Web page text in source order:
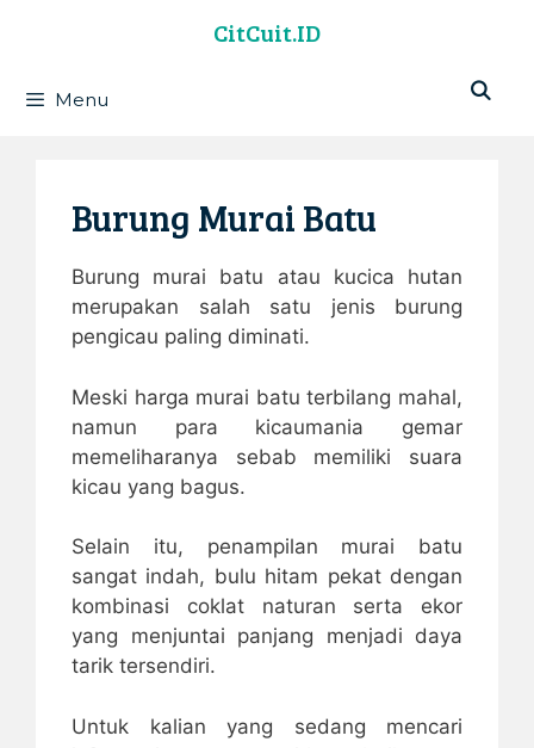
CitCuit.ID
Menu
Burung Murai Batu
Burung murai batu atau kucica hutan
merupakan salah satu jenis burung
pengicau paling diminati.
Meski harga murai batu terbilang mahal,
namun para kicaumania gemar
memeliharanya sebab memiliki suara
kicau yang bagus.
Selain itu, penampilan murai batu
sangat indah, bulu hitam pekat dengan
kombinasi coklat naturan serta ekor
yang menjuntai panjang menjadi daya
tarik tersendiri.
Untuk kalian yang sedang mencari